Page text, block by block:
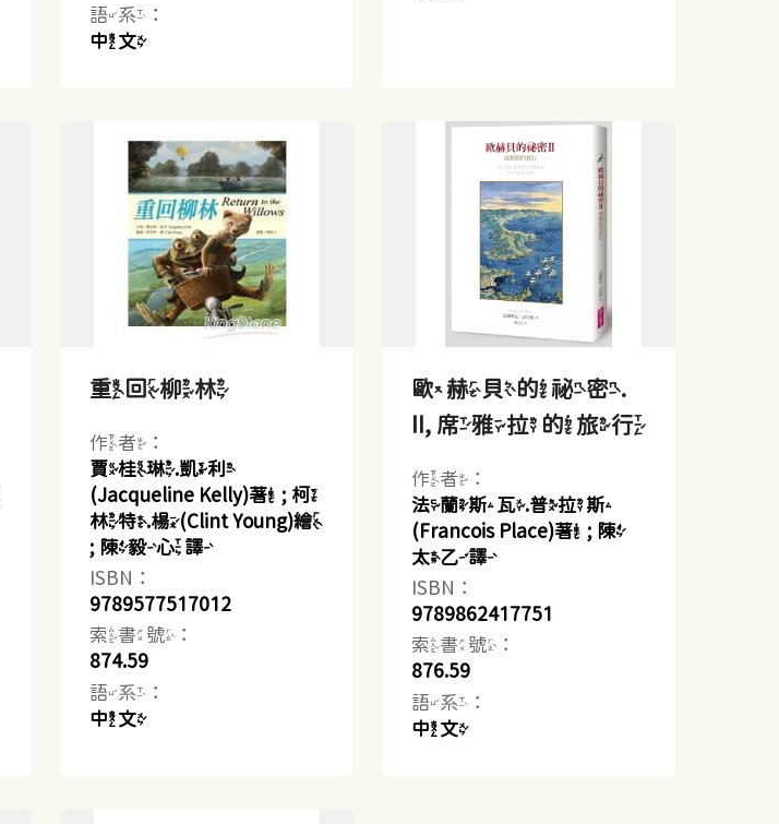
語系：
中文
重回柳林
作者：
賈桂琳.凱利
(Jacqueline Kelly)著 ; 柯
林特.楊(Clint Young)繪
; 陳毅心譯
ISBN：
9789577517012
索書號：
874.59
語系：
中文
歐赫貝的祕密.
II, 席雅拉的旅行
作者：
法蘭斯瓦.普拉斯
(Francois Place)著 ; 陳
太乙譯
ISBN：
9789862417751
索書號：
876.59
語系：
中文